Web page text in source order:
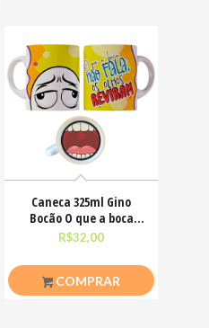
Caneca 325ml Gino
Bocão O que a boca
não fala, os olhos
R$32,00
COMPRAR